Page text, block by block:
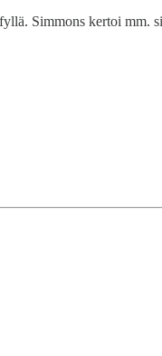
Simmons kertoi